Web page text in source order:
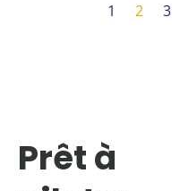
1 2 3
Prêt à